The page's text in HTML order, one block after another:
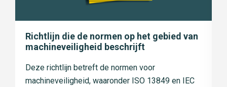
Richtlijn die de normen op het gebied van
machineveiligheid beschrijft
Deze richtlijn betreft de normen voor
machineveiligheid, waaronder ISO 13849 en IEC